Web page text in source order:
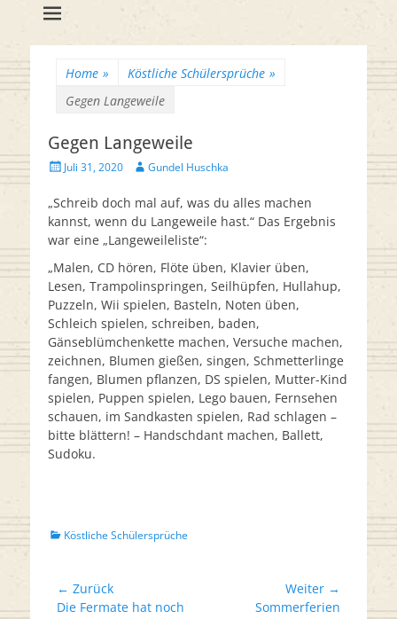
Huschka-Bähr
Suche
nach:
Home » Köstliche Schülersprüche »
Gegen Langeweile
Gegen Langeweile
Veröffentlicht
Juli 31, 2020 AutorGundel Huschka
„Schreib doch mal auf, was du alles machen
kannst, wenn du Langeweile hast.“ Das Ergebnis
war eine „Langeweileliste“:
„Malen, CD hören, Flöte üben, Klavier üben,
Lesen, Trampolinspringen, Seilhüpfen, Hullahup,
Puzzeln, Wii spielen, Basteln, Noten üben,
Schleich spielen, schreiben, baden,
Gänseblümchenkette machen, Versuche machen,
zeichnen, Blumen gießen, singen, Schmetterlinge
fangen, Blumen pflanzen, DS spielen, Mutter-Kind
spielen, Puppen spielen, Lego bauen, Fernsehen
schauen, im Sandkasten spielen, Rad schlagen –
bitte blättern! – Handschdant machen, Ballett,
Sudoku.
Kategorien
Köstliche Schülersprüche
Beitrags-
Navigation
← Zurück
Vorheriger
Die Fermate hat noch
Weiter →
Sommerferien